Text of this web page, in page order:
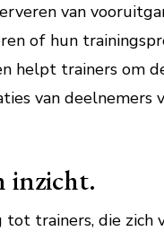
van
of hun
helpt trainers om
van deelnemers
inzicht.
trainers, die zich